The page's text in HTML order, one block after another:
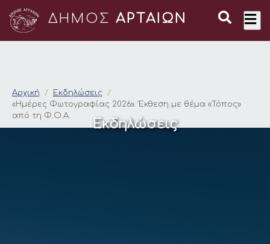
ΔΗΜΟΣ ΑΡΤΑΙΩΝ
«Ημέρες
Αρχική
Εκδηλώσεις
«Ημέρες Φωτογραφίας 2026». Έκθεση με θέμα «Τόπος»
από τη Φ.Ο.Α.
Εκδηλώσεις